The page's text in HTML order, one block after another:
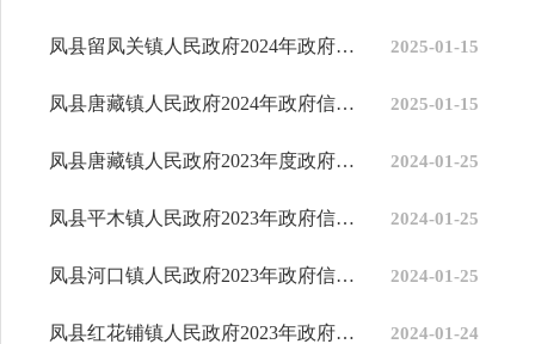
凤县留凤关镇人民政府2024年政府信息公开工作年度报告 2025-01-15
凤县唐藏镇人民政府2024年政府信息公开工作年度报告 2025-01-15
凤县唐藏镇人民政府2023年度政府信息公开工作年度报告 2024-01-25
凤县平木镇人民政府2023年政府信息公开工作年度报告 2024-01-25
凤县河口镇人民政府2023年政府信息公开工作年度报告 2024-01-25
凤县红花铺镇人民政府2023年政府信息公开工作年度报告 2024-01-24